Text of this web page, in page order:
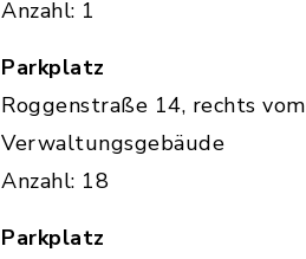
Anzahl: 1
Parkplatz
Roggenstraße 14, rechts vom
Verwaltungsgebäude
Anzahl: 18
Parkplatz